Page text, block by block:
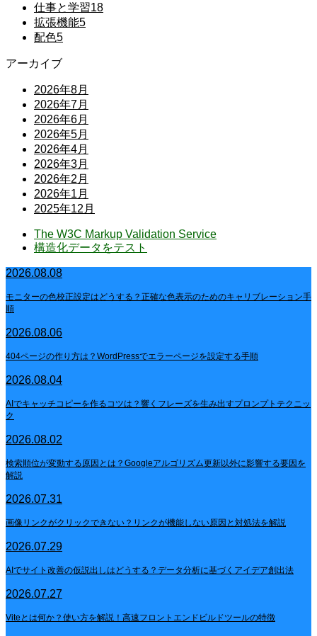
仕事と学習18
拡張機能5
配色5
アーカイブ
2026年8月
2026年7月
2026年6月
2026年5月
2026年4月
2026年3月
2026年2月
2026年1月
2025年12月
The W3C Markup Validation Service
構造化データをテスト
2026.08.08
モニターの色校正設定はどうする？正確な色表示のためのキャリブレーション手
順
2026.08.06
404ページの作り方は？WordPressでエラーページを設定する手順
2026.08.04
AIでキャッチコピーを作るコツは？響くフレーズを生み出すプロンプトテクニッ
ク
2026.08.02
検索順位が変動する原因とは？Googleアルゴリズム更新以外に影響する要因を
解説
2026.07.31
画像リンクがクリックできない？リンクが機能しない原因と対処法を解説
2026.07.29
AIでサイト改善の仮説出しはどうする？データ分析に基づくアイデア創出法
2026.07.27
Viteとは何か？使い方を解説！高速フロントエンドビルドツールの特徴